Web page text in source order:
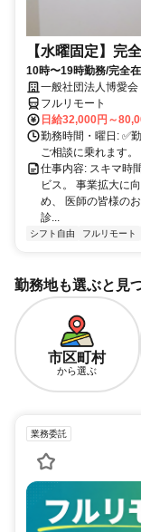
【水曜固定】完
10時〜19時勤務/完全
業務一般社団法人博愛会
フルリモート
日給32,000円～
勤務時間・曜日: ✅
ご相談に乗れます。
仕事内容: スキマ時
ビス。 事業拡大に
め、 医師の皆様の
診...
シフト自由 フルリモート
勤務地も選ぶと見
市区町村
から選ぶ
業務委託